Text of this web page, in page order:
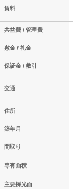
賃料
共益費 / 管理費
敷金 / 礼金
保証金 / 敷引
交通
住所
築年月
間取り
専有面積
主要採光面